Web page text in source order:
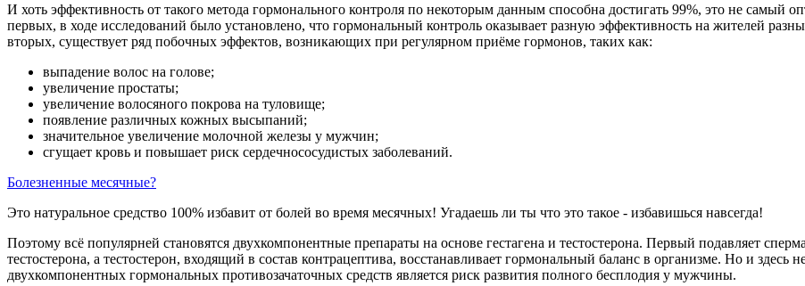
И хоть эффективность от такого метода гормонального контроля по некоторым данным способна достигать 99%, это не самый
первых, в ходе исследований было установлено, что гормональный контроль оказывает разную эффективность на жителей
вторых, существует ряд побочных эффектов, возникающих при регулярном приёме гормонов, таких как:
выпадение волос на голове;
увеличение простаты;
увеличение волосяного покрова на туловище;
появление различных кожных высыпаний;
значительное увеличение молочной железы у мужчин;
сгущает кровь и повышает риск сердечнососудистых заболеваний.
Болезненные месячные?
Это натуральное средство 100% избавит от болей во время месячных! Угадаешь ли ты что это такое - избавишься навсегда!
Поэтому всё популярней становятся двухкомпонентные препараты на основе гестагена и тестостерона. Первый подавляет
тестостерона, а тестостерон, входящий в состав контрацептива, восстанавливает гормональный баланс в организме. Но и здесь
двухкомпонентных гормональных противозачаточных средств является риск развития полного бесплодия у мужчины.